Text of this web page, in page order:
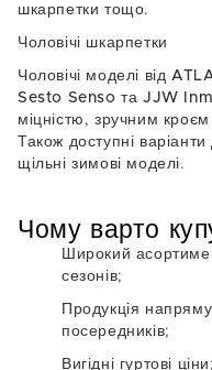
шкарпетки тощо.
Чоловічі шкарпетки
Чоловічі моделі від
Sesto Senso таJJW
міцністю, зручним
Також доступні
щільні зимові моделі.
Чому варто
Широкий
сезонів;
Продукція
посередників;
Вигідні гуртові ціни ;